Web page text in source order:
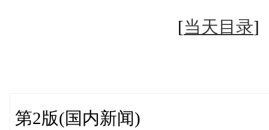
[当天目录
第2版(国内新闻)